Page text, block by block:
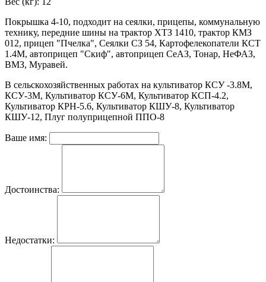
Покрышка 4-10, подходит на сеялки, прицепы, коммунальную
технику, передние шины на трактор ХТЗ 1410, трактор КМЗ
012, прицеп "Пчелка", Сеялки СЗ 54, Картофелекопатели КСТ
1.4М, автоприцеп "Скиф", автоприцеп СeАЗ, Тонар, НеФАЗ,
ВМЗ, Муравей.
В сельскохозяйственных работах на культиватор КСУ -3.8М,
КСУ-3М, Культиватор КСУ-6М, Культиватор КСП-4.2,
Культиватор КРН-5.6, Культиватор КШУ-8, Культиватор
КШУ-12, Плуг полуприцепной ППО-8
Ваше имя:
Достоинства:
Недостатки: